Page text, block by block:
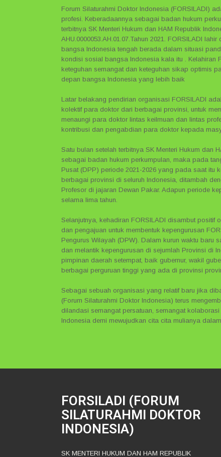
Forum Silaturahmi Doktor Indonesia (FORSILADI)
profesi. Keberadaannya sebagai badan hukum
terbitnya SK Menteri Hukum dan HAM Republik
AHU.0000053.AH.01.07.Tahun 2021. FORSILADI
bangsa Indonesia tengah berada dalam situasi
kondisi sosial bangsa Indonesia kala itu . Kelahiran
keteguhan semangat dan keteguhan sikap optimis
depan bangsa Indonesia yang lebih baik
Latar belakang pendirian organisasi FORSILADI
kolektif para doktor dari berbagai provinsi, untuk
menaungi para doktor lintas keilmuan dan lintas
kontribusi dan pengabdian para doktor kepada
Satu bulan setelah terbitnya SK Menteri Hukum dan
sebagai badan hukum perkumpulan, maka pada
Pusat (DPP) periode 2021-2026 yang pada saat itu
berbagai provinsi di seluruh Indonesia, ditambah
Profesor di jajaran Dewan Pakar. Adapun periode
selama lima tahun.
Selanjutnya, kehadiran FORSILADI disambut
dan pengajuan untuk membentuk kepengurusan
Pengurus Wilayah (DPW). Dalam kurun waktu baru
dan melantik kepengurusan di sejumlah Provinsi di
pimpinan daerah setempat, baik gubernur, wakil
berbagai perguruan tinggi yang ada di provinsi
Sebagai sebuah organisasi yang relatif baru jika
(Forum Silaturahmi Doktor Indonesia) terus
dilandasi semangat persatuan, semangat
Indonesia demi mewujudkan cita cita mulianya
FORSILADI (FORUM
SILATURAHMI DOKTOR
INDONESIA)
SK MENTERI HUKUM DAN HAM REPUBLIK